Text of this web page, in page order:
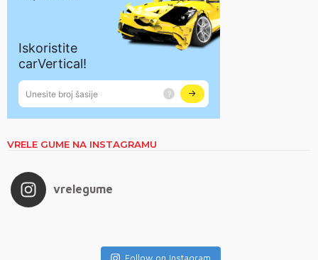
VRELE GUME NA INSTAGRAMU
vrelegume